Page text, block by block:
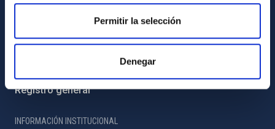
Permitir la selección
Denegar
Contacto
Cómo llegar al IAC
Directorio de personal
Registro general
INFORMACIÓN INSTITUCIONAL